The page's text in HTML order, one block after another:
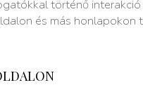
történő
és más